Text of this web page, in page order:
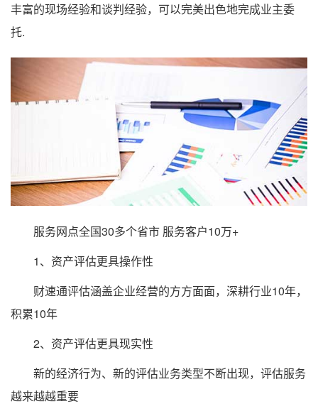
丰富的现场经验和谈判经验，可以完美出色地完成业主委
托.
服务网点全国30多个省市 服务客户10万+
1、资产评估更具操作性
财速通评估涵盖企业经营的方方面面，深耕行业10年，
积累10年
2、资产评估更具现实性
新的经济行为、新的评估业务类型不断出现，评估服务
越来越越重要